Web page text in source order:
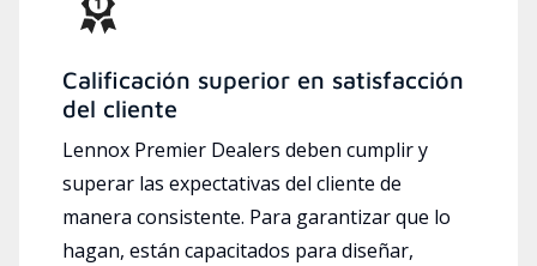
Calificación superior en satisfacción
del cliente
Lennox Premier Dealers deben cumplir y
superar las expectativas del cliente de
manera consistente. Para garantizar que lo
hagan, están capacitados para diseñar,